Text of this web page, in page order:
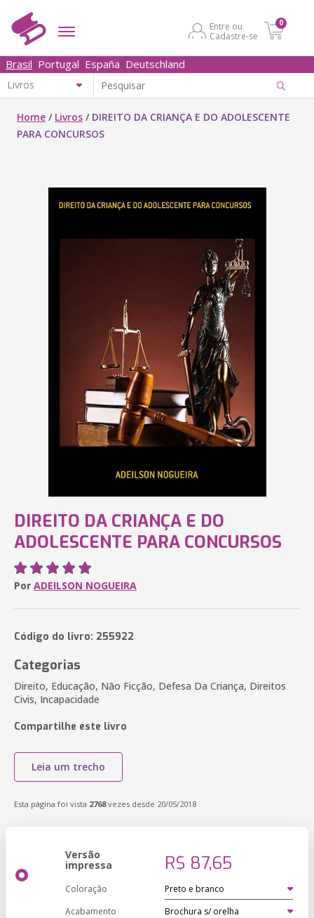
Entre ou
Cadastre-se
0
Brasil Portugal España Deutschland
Home / Livros / DIREITO DA CRIANÇA E DO ADOLESCENTE
PARA CONCURSOS
DIREITO DA CRIANÇA E DO
ADOLESCENTE PARA CONCURSOS
Por ADEILSON NOGUEIRA
Código do livro: 255922
Categorias
Direito, Educação, Não Ficção, Defesa Da Criança, Direitos
Civis, Incapacidade
Compartilhe este livro
Leia um trecho
Esta página foi vista 2768vezes desde 20/05/2018
Versão
impressa R$ 87,65
Coloração
Acabamento